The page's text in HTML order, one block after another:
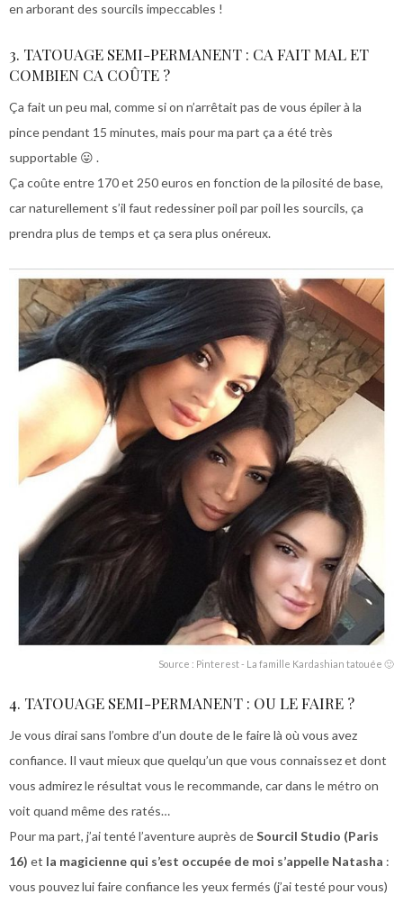
en arborant des sourcils impeccables !
3. TATOUAGE SEMI-PERMANENT : CA FAIT MAL ET
COMBIEN CA COÛTE ?
Ça fait un peu mal, comme si on n’arrêtait pas de vous épiler à la
pince pendant 15 minutes, mais pour ma part ça a été très
supportable 😛 .
Ça coûte entre 170 et 250 euros en fonction de la pilosité de base,
car naturellement s’il faut redessiner poil par poil les sourcils, ça
prendra plus de temps et ça sera plus onéreux.
Source : Pinterest - La famille Kardashian tatouée 🙂
4. TATOUAGE SEMI-PERMANENT : OU LE FAIRE ?
Je vous dirai sans l’ombre d’un doute de le faire là où vous avez
confiance. Il vaut mieux que quelqu’un que vous connaissez et dont
vous admirez le résultat vous le recommande, car dans le métro on
voit quand même des ratés…
Pour ma part, j’ai tenté l’aventure auprès deSourcil Studio (Paris
16) et la magicienne qui s’est occupée de moi s’appelle Natasha :
vous pouvez lui faire confiance les yeux fermés (j’ai testé pour vous)